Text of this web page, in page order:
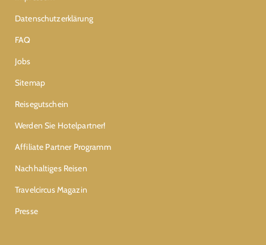
Datenschutzerklärung
FAQ
Jobs
Sitemap
Reisegutschein
Werden Sie Hotelpartner!
Affiliate Partner Programm
Nachhaltiges Reisen
Travelcircus Magazin
Presse